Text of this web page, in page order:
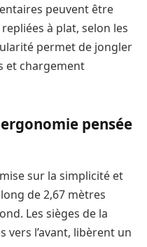
peuvent être
à plat, selon les
permet de jongler
et chargement
pensée
sur la simplicité et
de 2,67 mètres
Les sièges de la
vers l’avant, libèrent un